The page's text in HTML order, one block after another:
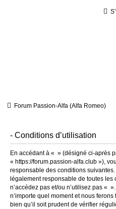
Forum Passion-Alfa (Alfa Romeo)
- Conditions d’utilisation
En accédant à « » (désigné ci-après
« https://forum.passion-alfa.club »),
responsable des conditions suivantes.
légalement responsable de toutes
n’accédez pas et/ou n’utilisez pas «
n’importe quel moment et nous
bien qu’il soit prudent de vérifier